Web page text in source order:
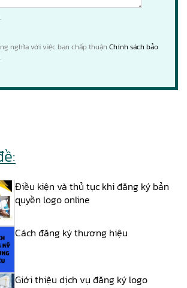
nghĩa với việc bạn chấp thuận Chính sách bảo
Điều kiện và thủ tục khi đăng ký bản
quyền logo online
Cách đăng ký thương hiệu
Giới thiệu dịch vụ đăng ký logo